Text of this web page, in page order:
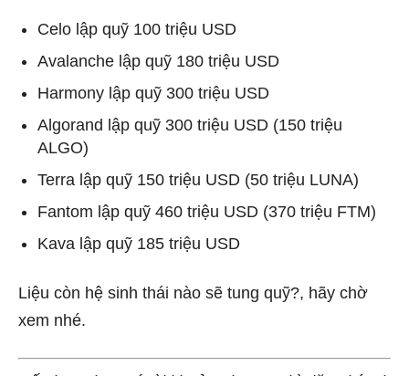
Celo lập quỹ 100 triệu USD
Avalanche lập quỹ 180 triệu USD
Harmony lập quỹ 300 triệu USD
Algorand lập quỹ 300 triệu USD (150 triệu
ALGO)
Terra lập quỹ 150 triệu USD (50 triệu LUNA)
Fantom lập quỹ 460 triệu USD (370 triệu FTM)
Kava lập quỹ 185 triệu USD
Liệu còn hệ sinh thái nào sẽ tung quỹ?, hãy chờ
xem nhé.